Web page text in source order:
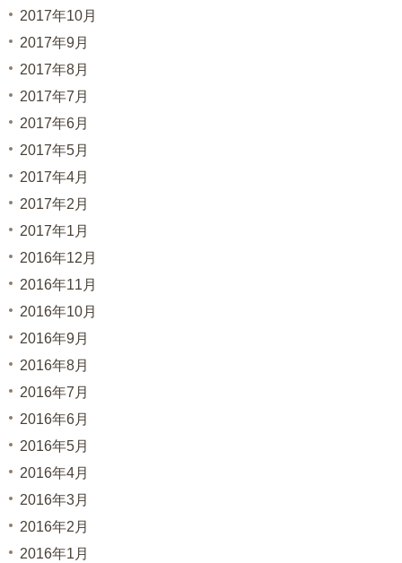
2017年10月
2017年9月
2017年8月
2017年7月
2017年6月
2017年5月
2017年4月
2017年2月
2017年1月
2016年12月
2016年11月
2016年10月
2016年9月
2016年8月
2016年7月
2016年6月
2016年5月
2016年4月
2016年3月
2016年2月
2016年1月